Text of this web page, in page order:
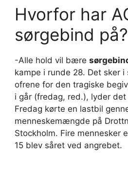
Hvorfor har
sørgebind på?
-Alle hold vil bære
kampe i runde 28. Det sker i
ofrene for den tragiske
i går (fredag, red.), lyder
Fredag kørte en lastbil
menneskemængde på
Stockholm. Fire mennesker
15 blev såret ved angrebet.